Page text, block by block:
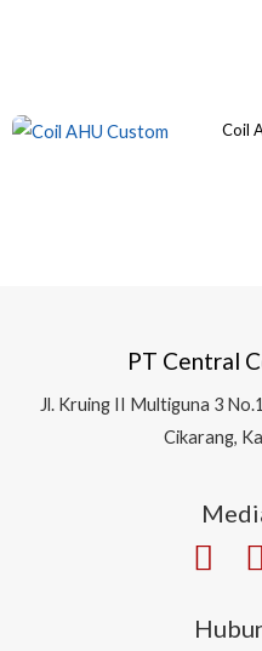
Coil
PT Central
Jl. Kruing II Multiguna 3
Cikarang,